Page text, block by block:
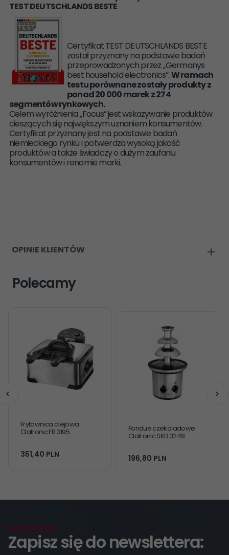
TEST DEUTSCHLANDS BESTE
Certyfikat TEST DEUTSCHLANDS BESTE
został przyznany na podstawie badań
przeprowadzonych przez „Germanys
best household electronics”.W ramach
testu porównane zostały produkty z
ponad 20 000 marek z 274
segmentów rynkowych.
Celem wyróżnienia „Focus” jest wskazywanie produktów
cieszących się największym uznaniem konsumentów.
Certyfikat przyznany jest na podstawie badań
niemieckiego rynku i potwierdza wysoką jakość
produktów a także świadczy o dużym zaufaniu
konsumentów i renomie marki.
OPINIE KLIENTÓW
Polecamy
Frytownica olejowa
Clatronic FR 3195
351,40 PLN
Fondue czekoladowe
Clatronic SKB 3248
196,80 PLN
Subskrypcja
Zapisz się do newslettera: